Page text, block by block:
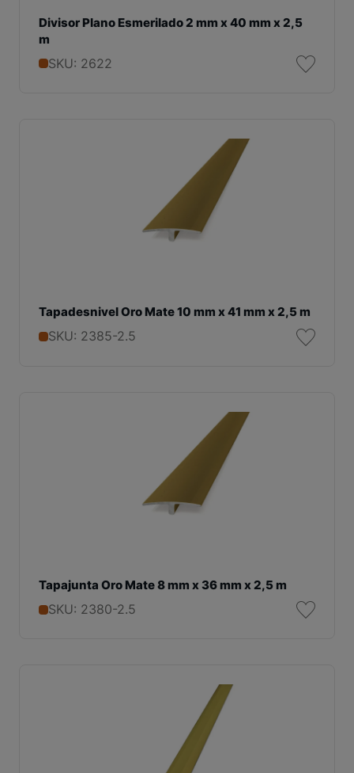
Divisor Plano Esmerilado 2 mm x 40 mm x 2,5
m
SKU: 2622
Tapadesnivel Oro Mate 10 mm x 41 mm x 2,5 m
SKU: 2385-2.5
Tapajunta Oro Mate 8 mm x 36 mm x 2,5 m
SKU: 2380-2.5